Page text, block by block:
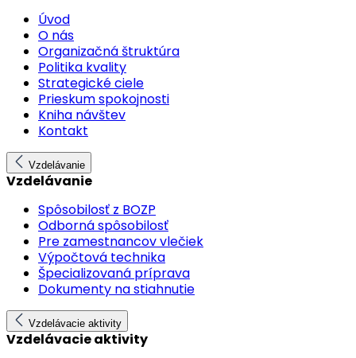
Úvod
O nás
Organizačná štruktúra
Politika kvality
Strategické ciele
Prieskum spokojnosti
Kniha návštev
Kontakt
Vzdelávanie
Vzdelávanie
Spôsobilosť z BOZP
Odborná spôsobilosť
Pre zamestnancov vlečiek
Výpočtová technika
Špecializovaná príprava
Dokumenty na stiahnutie
Vzdelávacie aktivity
Vzdelávacie aktivity